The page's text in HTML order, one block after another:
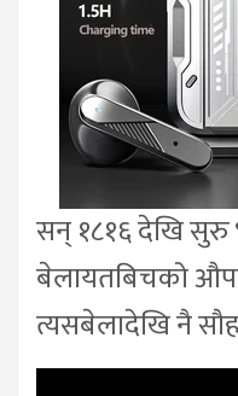
सन् १८१६ देखि सुरु
बेलायतबिचको
त्यसबेलादेखि नै